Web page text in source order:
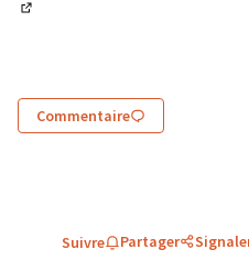
Commentaire
Suivre Partager